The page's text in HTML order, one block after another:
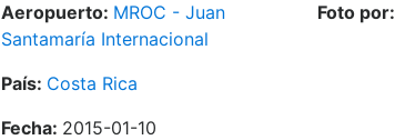
Aeropuerto: MROC - Juan
Santamaría Internacional
País: Costa Rica
Fecha: 2015-01-10
Foto por: